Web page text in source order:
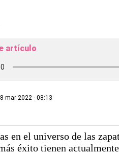
artículo
mar 2022 - 08:13
en el universo de las
éxito tienen